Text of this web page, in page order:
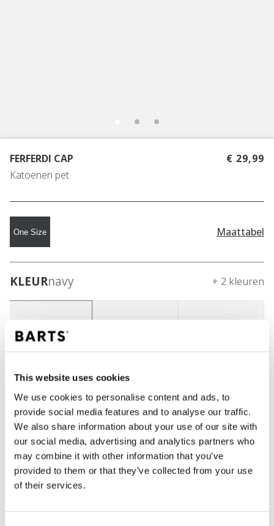
This website uses cookies
We use cookies to personalise content and ads, to
provide social media features and to analyse our traffic.
We also share information about your use of our site with
our social media, advertising and analytics partners who
may combine it with other information that you’ve
provided to them or that they’ve collected from your use
of their services.
FERFERDI CAP
Katoenen pet
€ 29,99
One Size Maattabel
KLEURnavy + 2 kleuren